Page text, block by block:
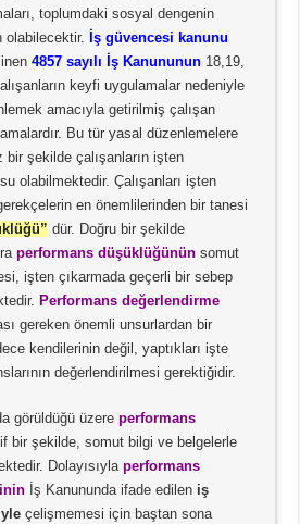
toplumdaki sosyal dengenin
olabilecektir. İş güvencesi kanunu
4857 sayılı İş Kanununun 18,19,
keyfi uygulamalar nedeniyle
amacıyla getirilmiş çalışan
Bu tür yasal düzenlemelere
bir şekilde çalışanların işten
olabilmektedir. Çalışanları işten
en önemlilerinden bir tanesi
dür. Doğru bir şekilde
performans düşüklüğünün somut
işten çıkarmada geçerli bir sebep
Performans değerlendirme
gereken önemli unsurlardan bir
kendilerinin değil, yaptıkları işte
değerlendirilmesi gerektiğidir.
görüldüğü üzereperformans
bir şekilde, somut bilgi ve belgelerle
Dolayısıylaperformans
İş Kanununda ifade edilen iş
çelişmemesi için baştan sona